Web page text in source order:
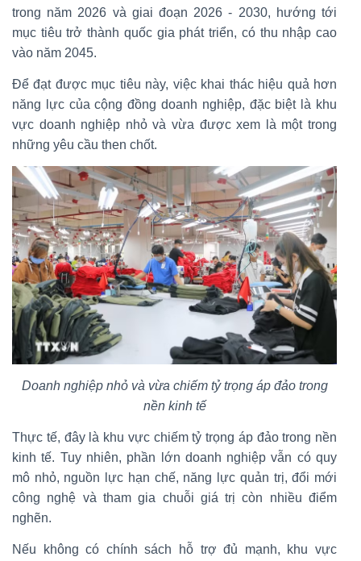
trong năm 2026 và giai đoạn 2026 - 2030, hướng tới
mục tiêu trở thành quốc gia phát triển, có thu nhập cao
vào năm 2045.
Để đạt được mục tiêu này, việc khai thác hiệu quả hơn
năng lực của cộng đồng doanh nghiệp, đặc biệt là khu
vực doanh nghiệp nhỏ và vừa được xem là một trong
những yêu cầu then chốt.
Doanh nghiệp nhỏ và vừa chiếm tỷ trọng áp đảo trong
nền kinh tế
Thực tế, đây là khu vực chiếm tỷ trọng áp đảo trong nền
kinh tế. Tuy nhiên, phần lớn doanh nghiệp vẫn có quy
mô nhỏ, nguồn lực hạn chế, năng lực quản trị, đổi mới
công nghệ và tham gia chuỗi giá trị còn nhiều điểm
nghẽn.
Nếu không có chính sách hỗ trợ đủ mạnh, khu vực